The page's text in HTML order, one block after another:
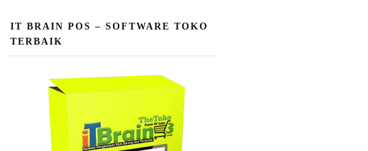
IT BRAIN POS – SOFTWARE TOKO
TERBAIK